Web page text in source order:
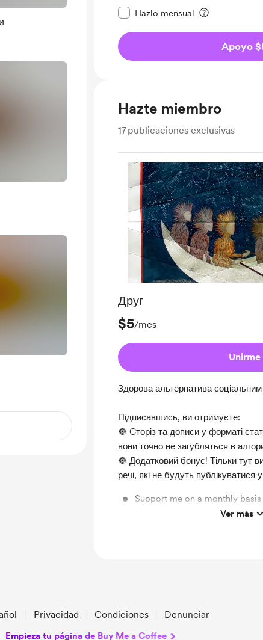
Hazlo mensual
Apoyo
Hazte miembro
17publicaciones exclusivas
Друг
$5/mes
Unirme
Здорова альтернатива
Підписавшись, ви отримуєте:
🔘 Cторіз та дописи у форматі
вони точно не загубляться в
🔘 Додатковий бонус! Тільки тут
речі, які не будуть публікуватися
Support me on a monthly basis
Unlock exclusive posts and
Ver más
Privacidad Condiciones Denunciar
Empieza tu página de Buy Me a Coffee